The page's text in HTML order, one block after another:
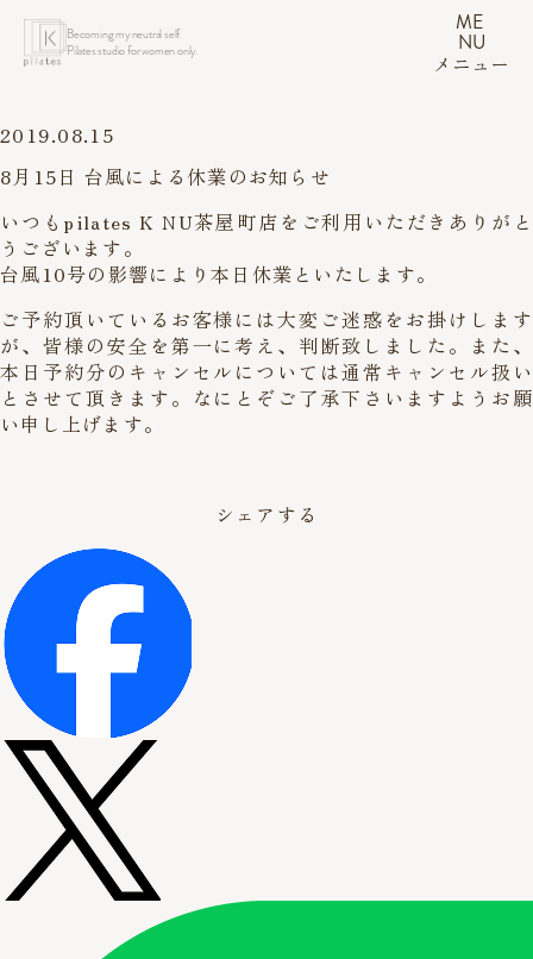
Becoming my neutral self.
Pilates studio for women only.
ME
NU
メニュー
2019.08.15
8月15日 台風による休業のお知らせ
いつもpilates K NU茶屋町店をご利用いただきありがと
うございます。
台風10号の影響により本日休業といたします。
ご予約頂いているお客様には大変ご迷惑をお掛けします
が、皆様の安全を第一に考え、判断致しました。また、
本日予約分のキャンセルについては通常キャンセル扱い
とさせて頂きます。なにとぞご了承下さいますようお願
い申し上げます。
シェアする